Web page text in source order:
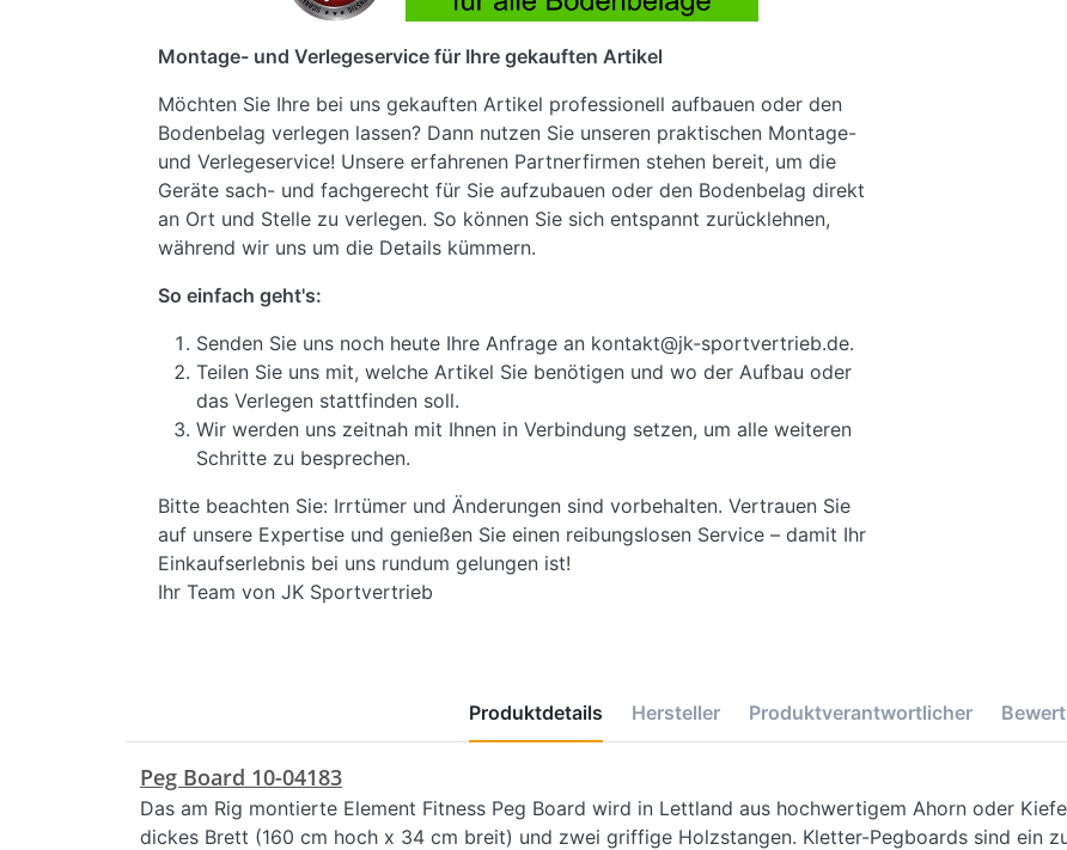
Montage- und Verlegeservice für Ihre gekauften Artikel
Möchten Sie Ihre bei uns gekauften Artikel professionell aufbauen oder den
Bodenbelag verlegen lassen? Dann nutzen Sie unseren praktischen Montage-
und Verlegeservice! Unsere erfahrenen Partnerfirmen stehen bereit, um die
Geräte sach- und fachgerecht für Sie aufzubauen oder den Bodenbelag direkt
an Ort und Stelle zu verlegen. So können Sie sich entspannt zurücklehnen,
während wir uns um die Details kümmern.
So einfach geht's:
Senden Sie uns noch heute Ihre Anfrage an kontakt@jk-sportvertrieb.de.
Teilen Sie uns mit, welche Artikel Sie benötigen und wo der Aufbau oder
das Verlegen stattfinden soll.
Wir werden uns zeitnah mit Ihnen in Verbindung setzen, um alle weiteren
Schritte zu besprechen.
Bitte beachten Sie: Irrtümer und Änderungen sind vorbehalten. Vertrauen Sie
auf unsere Expertise und genießen Sie einen reibungslosen Service – damit Ihr
Einkaufserlebnis bei uns rundum gelungen ist!
Ihr Team von JK Sportvertrieb
Produktdetails Hersteller Produktverantwortlicher
Peg Board 10-04183
Das am Rig montierte Element Fitness Peg Board wird in Lettland aus hochwertigem Ahorn oder
dickes Brett (160 cm hoch x 34 cm breit) und zwei griffige Holzstangen. Kletter-Pegboards sind ein